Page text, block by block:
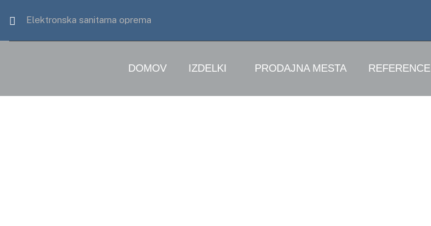
Elektronska sanitarna oprema
DOMOV IZDELKI PRODAJNA MESTA REFERENCE